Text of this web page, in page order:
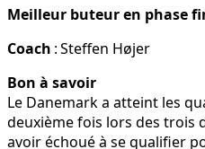
Meilleur buteur en phase
Coach : Steffen Højer
Bon à savoir
Le Danemark a atteint les
deuxième fois lors des trois
avoir échoué à se qualifier